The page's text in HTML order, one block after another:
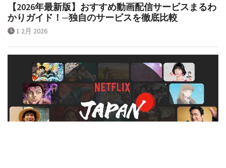
【2026年最新版】おすすめ動画配信サービスまるわ
かりガイド！─独自のサービスを徹底比較
1 2月 2026